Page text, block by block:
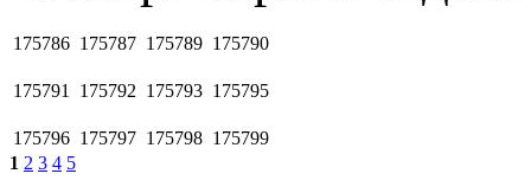
175786 175787 175789 175790
175791 175792 175793 175795
175796 175797 175798 175799
1 2 3 4 5